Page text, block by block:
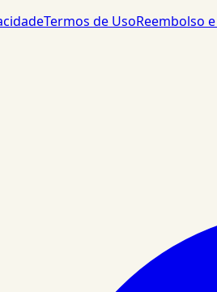
Termos de UsoReembolso